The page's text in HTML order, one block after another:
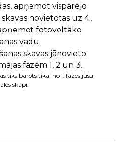
apņemot vispārējo
novietotas uz 4.,
fotovoltāko
vadu.
skavas jānovieto
fāzēm 1, 2 un 3.
tiks barots tikai no 1. fāzes jūsu
skapī.